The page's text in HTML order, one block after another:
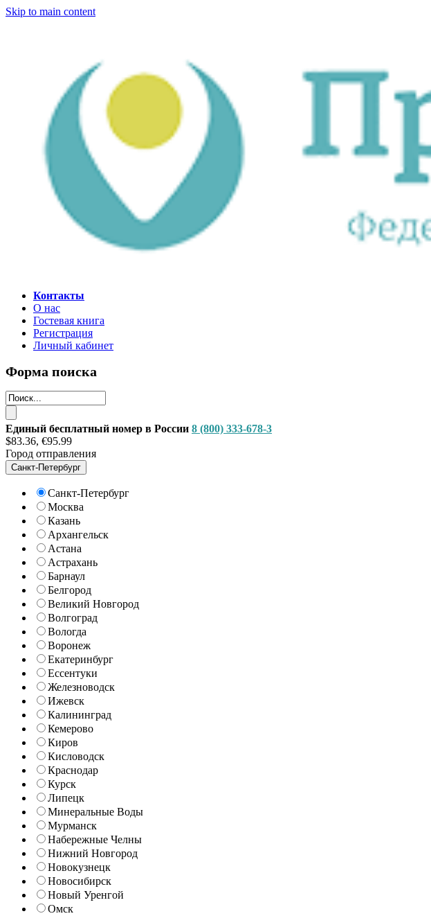
Skip to main content
Контакты
О нас
Гостевая книга
Регистрация
Личный кабинет
Форма поиска
Единый бесплатный номер в России 8 (800) 333-678-3
$83.36, €95.99
Город отправления
Санкт-Петербург
Санкт-Петербург
Москва
Казань
Архангельск
Астана
Астрахань
Барнаул
Белгород
Великий Новгород
Волгоград
Вологда
Воронеж
Екатеринбург
Ессентуки
Железноводск
Ижевск
Калининград
Кемерово
Киров
Кисловодск
Краснодар
Курск
Липецк
Минеральные Воды
Мурманск
Набережные Челны
Нижний Новгород
Новокузнецк
Новосибирск
Новый Уренгой
Омск